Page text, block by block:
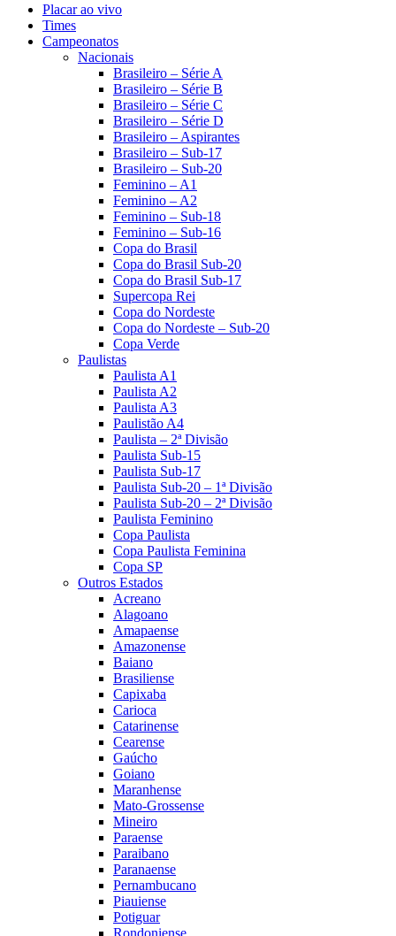
Placar ao vivo
Times
Campeonatos
Nacionais
Brasileiro – Série A
Brasileiro – Série B
Brasileiro – Série C
Brasileiro – Série D
Brasileiro – Aspirantes
Brasileiro – Sub-17
Brasileiro – Sub-20
Feminino – A1
Feminino – A2
Feminino – Sub-18
Feminino – Sub-16
Copa do Brasil
Copa do Brasil Sub-20
Copa do Brasil Sub-17
Supercopa Rei
Copa do Nordeste
Copa do Nordeste – Sub-20
Copa Verde
Paulistas
Paulista A1
Paulista A2
Paulista A3
Paulistão A4
Paulista – 2ª Divisão
Paulista Sub-15
Paulista Sub-17
Paulista Sub-20 – 1ª Divisão
Paulista Sub-20 – 2ª Divisão
Paulista Feminino
Copa Paulista
Copa Paulista Feminina
Copa SP
Outros Estados
Acreano
Alagoano
Amapaense
Amazonense
Baiano
Brasiliense
Capixaba
Carioca
Catarinense
Cearense
Gaúcho
Goiano
Maranhense
Mato-Grossense
Mineiro
Paraense
Paraibano
Paranaense
Pernambucano
Piauiense
Potiguar
Rondoniense